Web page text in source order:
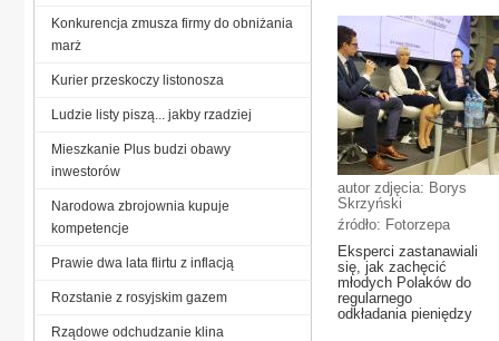
autor zdjęcia: Borys
Skrzyński
źródło: Fotorzepa
Eksperci zastanawiali
się, jak zachęcić
młodych Polaków do
regularnego
odkładania pieniędzy
Konkurencja zmusza firmy do obniżania
marż
Kurier przeskoczy listonosza
Ludzie listy piszą... jakby rzadziej
Mieszkanie Plus budzi obawy
inwestorów
Narodowa zbrojownia kupuje
kompetencje
Prawie dwa lata flirtu z inflacją
Rozstanie z rosyjskim gazem
Rządowe odchudzanie klina